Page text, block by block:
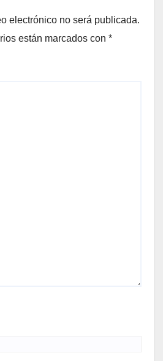
electrónico no será publicada.
están marcados con *